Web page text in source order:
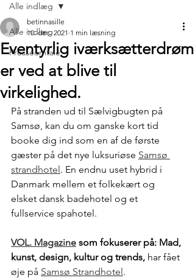
Alle indlæg
Presseomtale
Alle indlæg
Eventyrlig iværksætterdrøm
er ved at blive til
virkelighed.
betinnasille
10. dec. 2021 1 min læsning
På stranden ud til Sælvigbugten på
Samsø, kan du om ganske kort tid
booke dig ind som en af de første
gæster på det nye luksuriøse Samsø
strandhotel. En endnu uset hybrid i
Danmark mellem et folkekært og
elsket dansk badehotel og et
fullservice spahotel.
VOL. Magazine som fokuserer på: Mad,
kunst, design, kultur og trends, har fået
øje på Samsø Strandhotel.